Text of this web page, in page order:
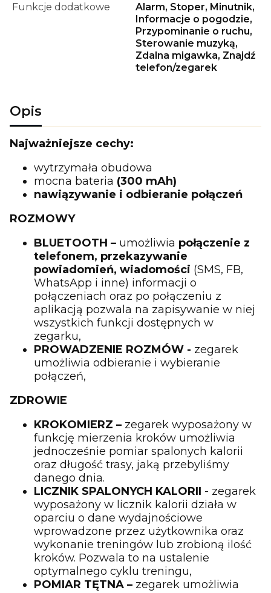
Funkcje dodatkowe
Alarm, Stoper, Minutnik,
Informacje o pogodzie,
Przypominanie o ruchu,
Sterowanie muzyką,
Zdalna migawka, Znajdź
telefon/zegarek
Opis
Najważniejsze cechy:
wytrzymała obudowa
mocna bateria (300 mAh)
nawiązywanie i odbieranie połączeń
ROZMOWY
BLUETOOTH – umożliwia połączenie z
telefonem, przekazywanie
powiadomień, wiadomości (SMS, FB,
WhatsApp i inne) informacji o
połączeniach oraz po połączeniu z
aplikacją pozwala na zapisywanie w niej
wszystkich funkcji dostępnych w
zegarku,
PROWADZENIE ROZMÓW - zegarek
umożliwia odbieranie i wybieranie
połączeń,
ZDROWIE
KROKOMIERZ – zegarek wyposażony w
funkcję mierzenia kroków umożliwia
jednocześnie pomiar spalonych kalorii
oraz długość trasy, jaką przebyliśmy
danego dnia.
LICZNIK SPALONYCH KALORII - zegarek
wyposażony w licznik kalorii działa w
oparciu o dane wydajnościowe
wprowadzone przez użytkownika oraz
wykonanie treningów lub zrobioną ilość
kroków. Pozwala to na ustalenie
optymalnego cyklu treningu,
POMIAR TĘTNA – zegarek umożliwia